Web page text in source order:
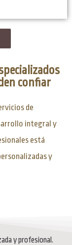
confiar
de
integral y
está
y
y profesional.